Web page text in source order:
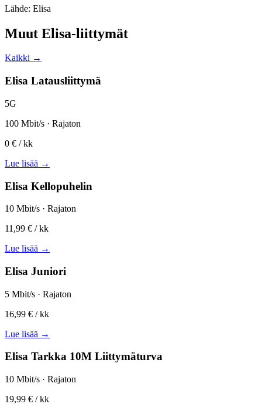
Lähde: Elisa
Muut Elisa-liittymät
Kaikki →
Elisa Latausliittymä
5G
100 Mbit/s · Rajaton
0 € / kk
Lue lisää →
Elisa Kellopuhelin
10 Mbit/s · Rajaton
11,99 € / kk
Lue lisää →
Elisa Juniori
5 Mbit/s · Rajaton
16,99 € / kk
Lue lisää →
Elisa Tarkka 10M Liittymäturva
10 Mbit/s · Rajaton
19,99 € / kk